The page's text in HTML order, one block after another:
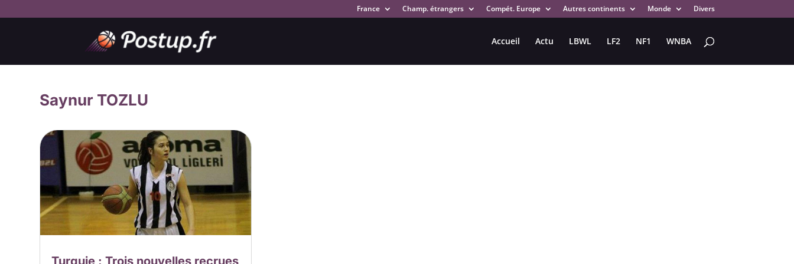
France Champ. étrangers Compét. Europe Autres continents Monde Divers
Accueil Actu LBWL LF2 NF1 WNBA
Saynur TOZLU
Turquie : Trois nouvelles recrues